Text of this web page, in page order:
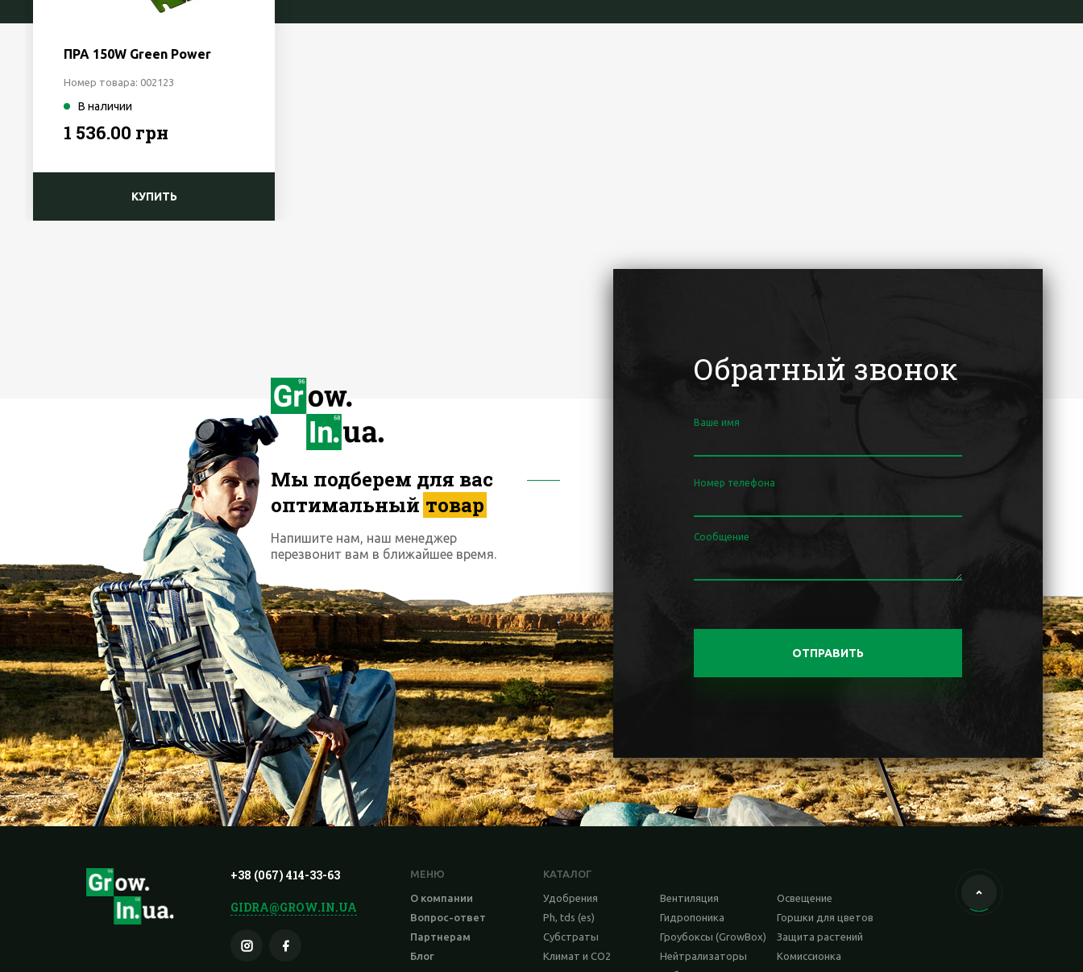
ПРА 150W Green Power
Номер товара: 002123
В наличии
1 536.00 грн
КУПИТЬ
Обратный звонок
Ваше имя
Номер телефона
Сообщение
ОТПРАВИТЬ
Мы подберем для вас
оптимальный товар
Напишите нам, наш менеджер
перезвонит вам в ближайшее время.
+38 (067) 414-33-63
GIDRA@GROW.IN.UA
МЕНЮ
О компании
Вопрос-ответ
Партнерам
Блог
КАТАЛОГ
Удобрения Вентиляция
Освещение
Ph, tds (es)
Гидропоника
Горшки для цветов
Субстраты
Гроубоксы (GrowBox)
Защита растений
Климат и CO2
Нейтрализаторы
Комиссионка